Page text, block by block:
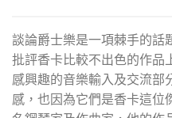
談論爵士樂是一項棘手的話
批評香卡比較不出色的作品
感興趣的音樂輸入及交流部
感，也因為它們是香卡這位